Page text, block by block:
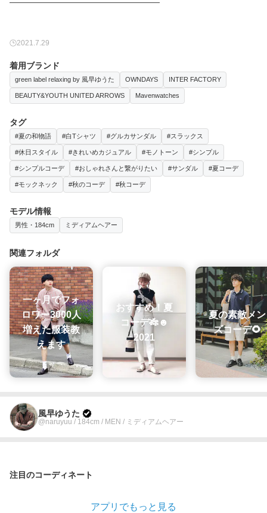
2021.7.29
着用ブランド
green label relaxing by 風早ゆうた OWNDAYS INTER FACTORY
BEAUTY&YOUTH UNITED ARROWS Mavenwatches
タグ
#夏の和物語 #白Tシャツ #グルカサンダル #スラックス
#休日スタイル #きれいめカジュアル #モノトーン #シンプル
#シンプルコーデ #おしゃれさんと繋がりたい #サンダル #夏コーデ
#モックネック #秋のコーデ #秋コーデ
モデル情報
男性・184cm ミディアムヘアー
関連フォルダ
一ヶ月でフォ
ロワー3000人
増えた服装教
えます
おすすめ！夏
コーデ🎋☻
2021
夏の素敵メン
ズコーデ🌻
風早ゆうた
@naruyuu / 184cm / MEN / ミディアムヘアー
注目のコーディネート
アプリでもっと見る